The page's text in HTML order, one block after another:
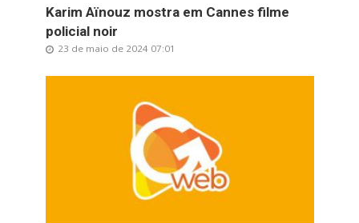
Karim Aïnouz mostra em Cannes filme
policial noir
23 de maio de 2024 07:01